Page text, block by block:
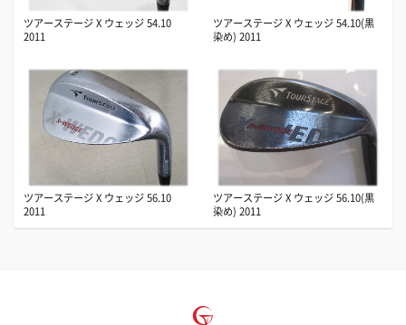
ツアーステージ X ウェッジ 54.10
2011
ツアーステージ X ウェッジ 54.10(黒
染め) 2011
ツアーステージ X ウェッジ 56.10
2011
ツアーステージ X ウェッジ 56.10(黒
染め) 2011